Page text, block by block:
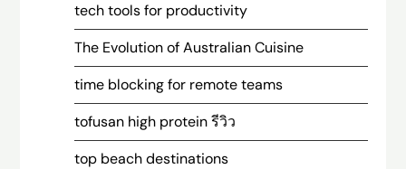
tech tools for productivity
The Evolution of Australian Cuisine
time blocking for remote teams
tofusan high protein รีวิว
top beach destinations